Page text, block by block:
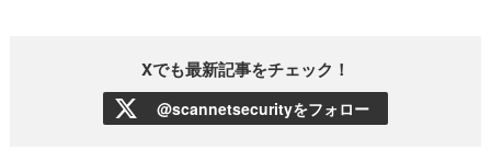
Xでも最新記事をチェック！
@scannetsecurityをフォロー